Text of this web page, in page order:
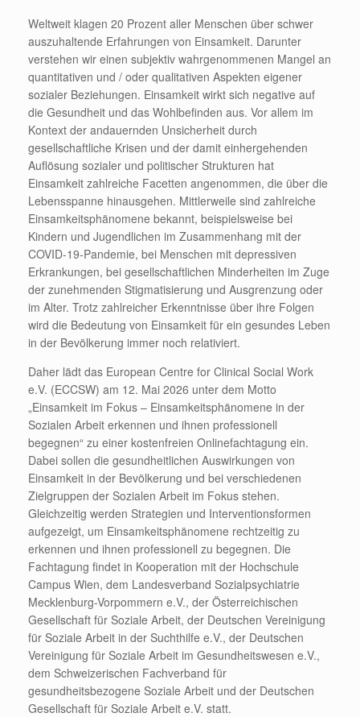
Weltweit klagen 20 Prozent aller Menschen über schwer
auszuhaltende Erfahrungen von Einsamkeit. Darunter
verstehen wir einen subjektiv wahrgenommenen Mangel an
quantitativen und / oder qualitativen Aspekten eigener
sozialer Beziehungen. Einsamkeit wirkt sich negative auf
die Gesundheit und das Wohlbefinden aus. Vor allem im
Kontext der andauernden Unsicherheit durch
gesellschaftliche Krisen und der damit einhergehenden
Auflösung sozialer und politischer Strukturen hat
Einsamkeit zahlreiche Facetten angenommen, die über die
Lebensspanne hinausgehen. Mittlerweile sind zahlreiche
Einsamkeitsphänomene bekannt, beispielsweise bei
Kindern und Jugendlichen im Zusammenhang mit der
COVID-19-Pandemie, bei Menschen mit depressiven
Erkrankungen, bei gesellschaftlichen Minderheiten im Zuge
der zunehmenden Stigmatisierung und Ausgrenzung oder
im Alter. Trotz zahlreicher Erkenntnisse über ihre Folgen
wird die Bedeutung von Einsamkeit für ein gesundes Leben
in der Bevölkerung immer noch relativiert.
Daher lädt das European Centre for Clinical Social Work
e.V. (ECCSW) am 12. Mai 2026 unter dem Motto
„Einsamkeit im Fokus – Einsamkeitsphänomene in der
Sozialen Arbeit erkennen und ihnen professionell
begegnen“ zu einer kostenfreien Onlinefachtagung ein.
Dabei sollen die gesundheitlichen Auswirkungen von
Einsamkeit in der Bevölkerung und bei verschiedenen
Zielgruppen der Sozialen Arbeit im Fokus stehen.
Gleichzeitig werden Strategien und Interventionsformen
aufgezeigt, um Einsamkeitsphänomene rechtzeitig zu
erkennen und ihnen professionell zu begegnen. Die
Fachtagung findet in Kooperation mit der Hochschule
Campus Wien, dem Landesverband Sozialpsychiatrie
Mecklenburg-Vorpommern e.V., der Österreichischen
Gesellschaft für Soziale Arbeit, der Deutschen Vereinigung
für Soziale Arbeit in der Suchthilfe e.V., der Deutschen
Vereinigung für Soziale Arbeit im Gesundheitswesen e.V.,
dem Schweizerischen Fachverband für
gesundheitsbezogene Soziale Arbeit und der Deutschen
Gesellschaft für Soziale Arbeit e.V. statt.